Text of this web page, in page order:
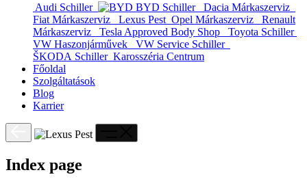
Audi Schiller BYD Schiller
Dacia Márkaszerviz
Fiat Márkaszerviz
Lexus Pest Opel Márkaszerviz
Renault
Márkaszerviz
Tesla Approved Body Shop
Toyota Schiller
VW Haszonjárművek
VW Service Schiller
ŠKODA Schiller Karosszéria Centrum
Főoldal
Szolgáltatások
Blog
Karrier
Index page